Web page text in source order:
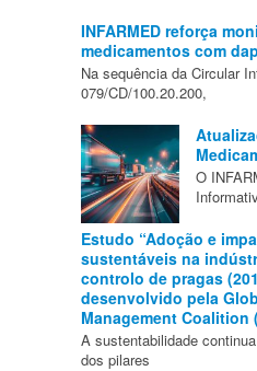
INFARMED reforça
medicamentos com
Na sequência da Circular
079/CD/100.20.200,
O
Estudo “Adoção e
sustentáveis na
controlo de pragas
desenvolvido pela
Management Coalition
A sustentabilidade
dos pilares